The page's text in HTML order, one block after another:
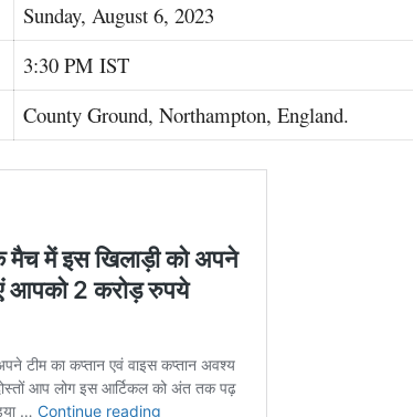
Sunday, August 6, 2023
3:30 PM IST
County Ground, Northampton, England.